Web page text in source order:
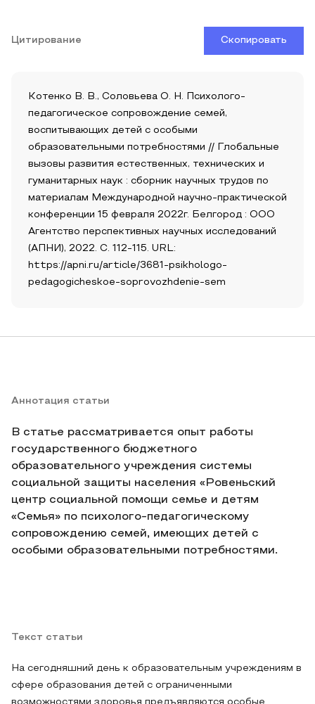
Цитирование Скопировать
Котенко В. В., Соловьева О. Н. Психолого-
педагогическое сопровождение семей,
воспитывающих детей с особыми
образовательными потребностями // Глобальные
вызовы развития естественных, технических и
гуманитарных наук : сборник научных трудов по
материалам Международной научно-практической
конференции 15 февраля 2022г. Белгород : ООО
Агентство перспективных научных исследований
(АПНИ), 2022. С. 112-115. URL:
https://apni.ru/article/3681-psikhologo-
pedagogicheskoe-soprovozhdenie-sem
Аннотация статьи
В статье рассматривается опыт работы
государственного бюджетного
образовательного учреждения системы
социальной защиты населения «Ровеньский
центр социальной помощи семье и детям
«Семья» по психолого-педагогическому
сопровождению семей, имеющих детей с
особыми образовательными потребностями.
Текст статьи
На сегодняшний день к образовательным учреждениям в
сфере образования детей с ограниченными